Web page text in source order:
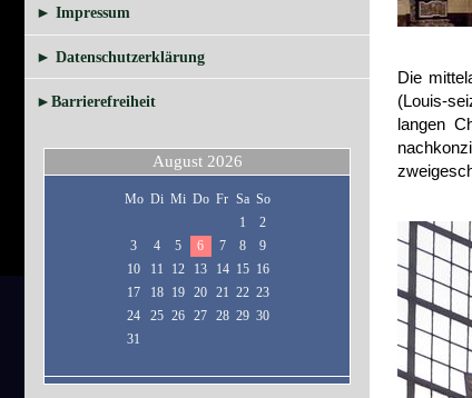
► Impressum
► Datenschutzerklärung
►Barrierefreiheit
August 2026
Mo Di Mi Do Fr Sa So
1
2
3
4 5 6 7 8
9
10
11 12 13 14 15 16
17
18 19 20 21 22 23
24
25 26 27 28 29 30
31
Die
(Louis-
langen